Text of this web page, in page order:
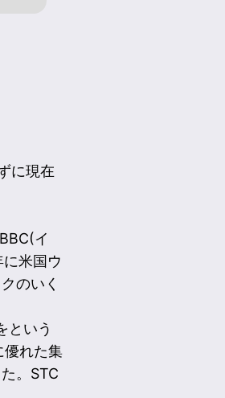
に現在
イ
米国ウ
のいく
という
優れた集
。STC